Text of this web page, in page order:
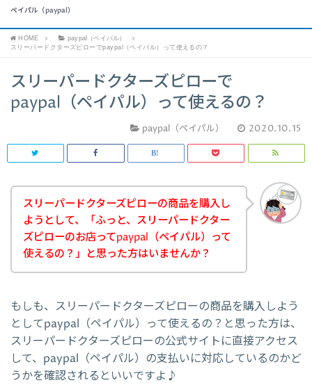
ペイパル（paypal）
HOME
paypal（ペイパル）
スリーパードクターズピローでpaypal（ペイパル）って使えるの？
スリーパードクターズピローで
paypal（ペイパル）って使えるの？
paypal（ペイパル） 2020.10.15
スリーパードクターズピローの商品を購入し
ようとして、「ふっと、スリーパードクター
ズピローのお店ってpaypal（ペイパル）って
使えるの？」と思った方はいませんか？
もしも、スリーパードクターズピローの商品を購入しよう
としてpaypal（ペイパル）って使えるの？と思った方は、
スリーパードクターズピローの公式サイトに直接アクセス
して、paypal（ペイパル）の支払いに対応しているのかど
うかを確認されるといいですよ♪